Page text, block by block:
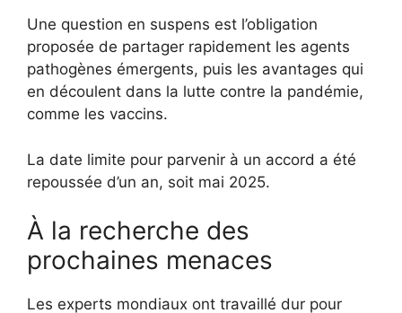
Une question en suspens est l’obligation
proposée de partager rapidement les agents
pathogènes émergents, puis les avantages qui
en découlent dans la lutte contre la pandémie,
comme les vaccins.
La date limite pour parvenir à un accord a été
repoussée d’un an, soit mai 2025.
À la recherche des
prochaines menaces
Les experts mondiaux ont travaillé dur pour